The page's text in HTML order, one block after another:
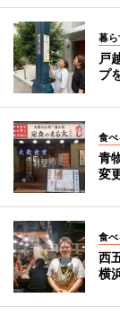
暮ら
戸
プ
食べ
青
変
食べ
西
横